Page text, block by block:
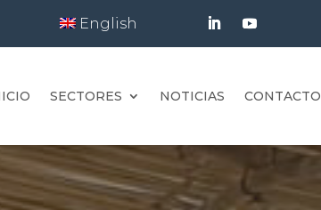
English
SECTORES NOTICIAS CONTACTO